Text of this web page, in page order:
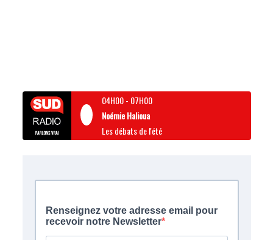
04H00- 07H00
Noémie Halioua
Les débats de l'été